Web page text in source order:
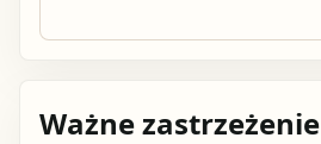
Ważne zastrzeżenie